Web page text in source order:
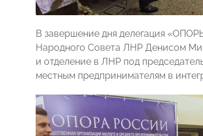
В завершение дня делегация
Народного Совета ЛНР Денисом
и отделение в ЛНР под
местным предпринимателям в